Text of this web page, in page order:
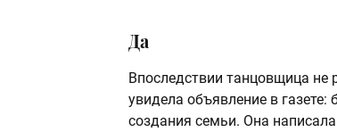
Да
Впоследствии танцовщица не
увидела объявление в
создания семьи. Она